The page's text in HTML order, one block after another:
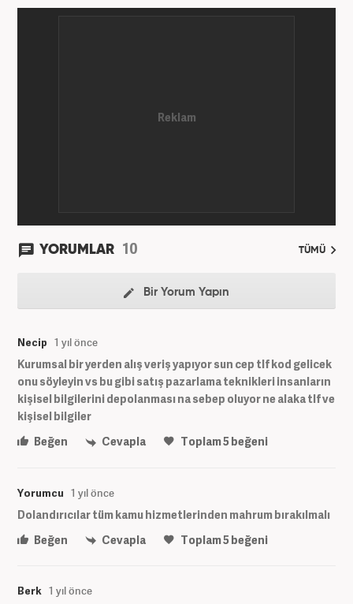
grafik ve video hazırladım. Kariyerime Haber7'de
YORUMLAR 10 TÜMÜ
Bir Yorum Yapın
Necip 1 yıl önce
Kurumsal bir yerden alış veriş yapıyor sun cep tlf kod gelicek
onu söyleyin vs bu gibi satış pazarlama teknikleri insanların
kişisel bilgilerini depolanması na sebep oluyor ne alaka tlf ve
kişisel bilgiler
Beğen
Cevapla Toplam5beğeni
Yorumcu 1 yıl önce
Dolandırıcılar tüm kamu hizmetlerinden mahrum bırakılmalı
Beğen
Cevapla Toplam5beğeni
Berk 1 yıl önce